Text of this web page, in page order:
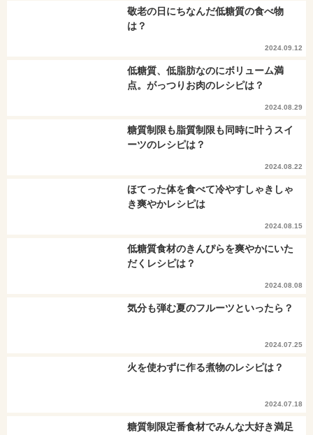
敬老の日にちなんだ低糖質の食べ物
は？
2024.09.12
低糖質、低脂肪なのにボリューム満
点。がっつりお肉のレシピは？
2024.08.29
糖質制限も脂質制限も同時に叶うスイ
ーツのレシピは？
2024.08.22
ほてった体を食べて冷やすしゃきしゃ
き爽やかレシピは
2024.08.15
低糖質食材のきんぴらを爽やかにいた
だくレシピは？
2024.08.08
気分も弾む夏のフルーツといったら？
2024.07.25
火を使わずに作る煮物のレシピは？
2024.07.18
糖質制限定番食材でみんな大好き満足